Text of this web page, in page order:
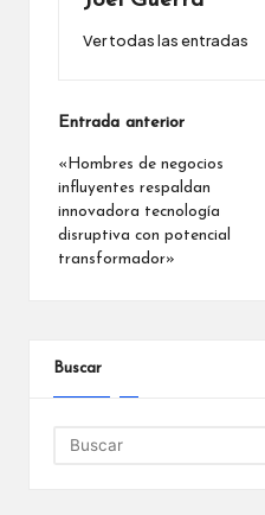
Ver todas las entradas
Navegación
de
entradas
Entrada anterior
«Hombres de negocios
influyentes respaldan
innovadora tecnología
disruptiva con potencial
transformador»
Buscar